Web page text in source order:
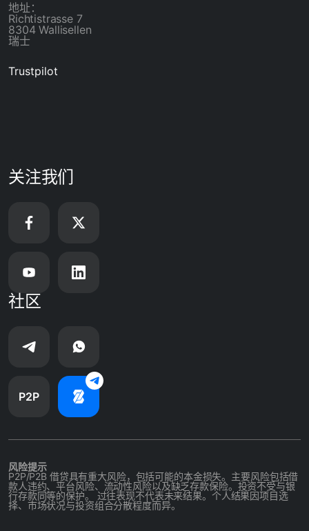
地址：
Richtistrasse 7
8304 Wallisellen
瑞士
Trustpilot
关注我们
社区
P2P
风险提示
P2P/P2B 借贷具有重大风险，包括可能的本金损失。主要风险包括借
款人违约、平台风险、流动性风险以及缺乏存款保险。投资不受与银
行存款同等的保护。 过往表现不代表未来结果。个人结果因项目选
择、市场状况与投资组合分散程度而异。